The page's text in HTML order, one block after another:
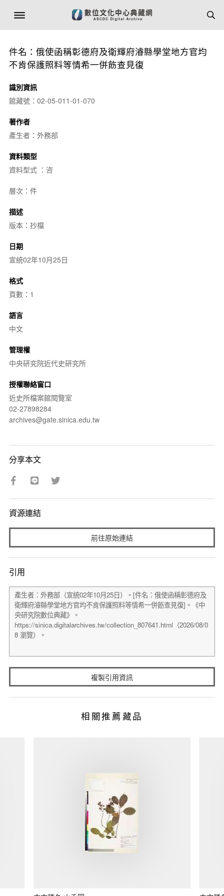
件名：俄使函稱彰德府及衛輝府濬縣學堂地方官均
不肯保護照料等情希一併飭查見復
識別資訊
館藏號：02-05-011-01-070
著作者
產生者：外務部
資料類型
資料型式 ：咨
層次：件
描述
版本：抄檔
日期
宣統02年10月25日
格式
頁數：1
語言
中文
管理權
中央研究院近代史研究所
授權聯絡窗口
近史所檔案館閱覽室
02-27898284
archives@gate.sinica.edu.tw
分享本文
資源連結
前往原始連結
引用
複製引用資訊
相關推薦藏品